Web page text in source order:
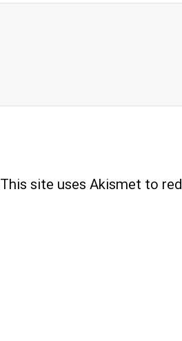
This site uses Akismet to